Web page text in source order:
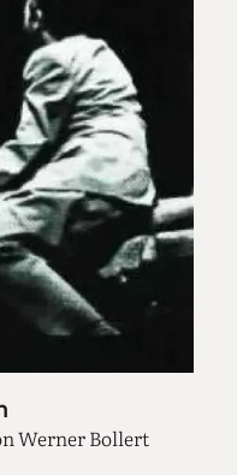
Werner Bollert